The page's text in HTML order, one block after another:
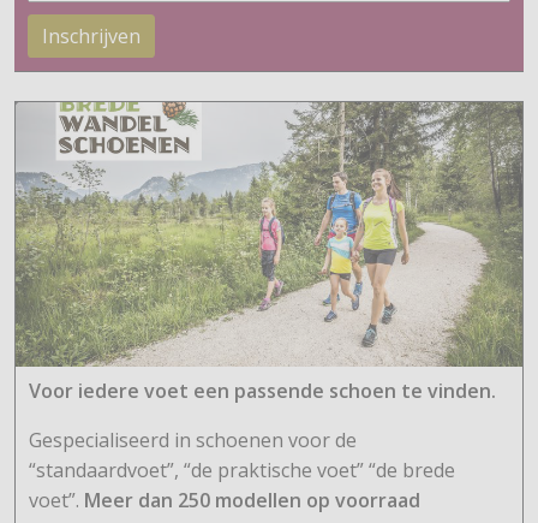
Inschrijven
Voor iedere voet een passende schoen te vinden.
Gespecialiseerd in schoenen voor de
“standaardvoet”, “de praktische voet” “de brede
voet”. Meer dan 250 modellen op voorraad